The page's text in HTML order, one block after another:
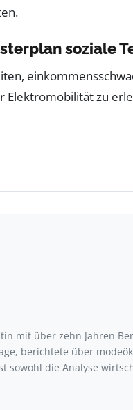
soziale
Elektromobilität zu
mit über zehn Jahren
berichtete über
sowohl die Analyse